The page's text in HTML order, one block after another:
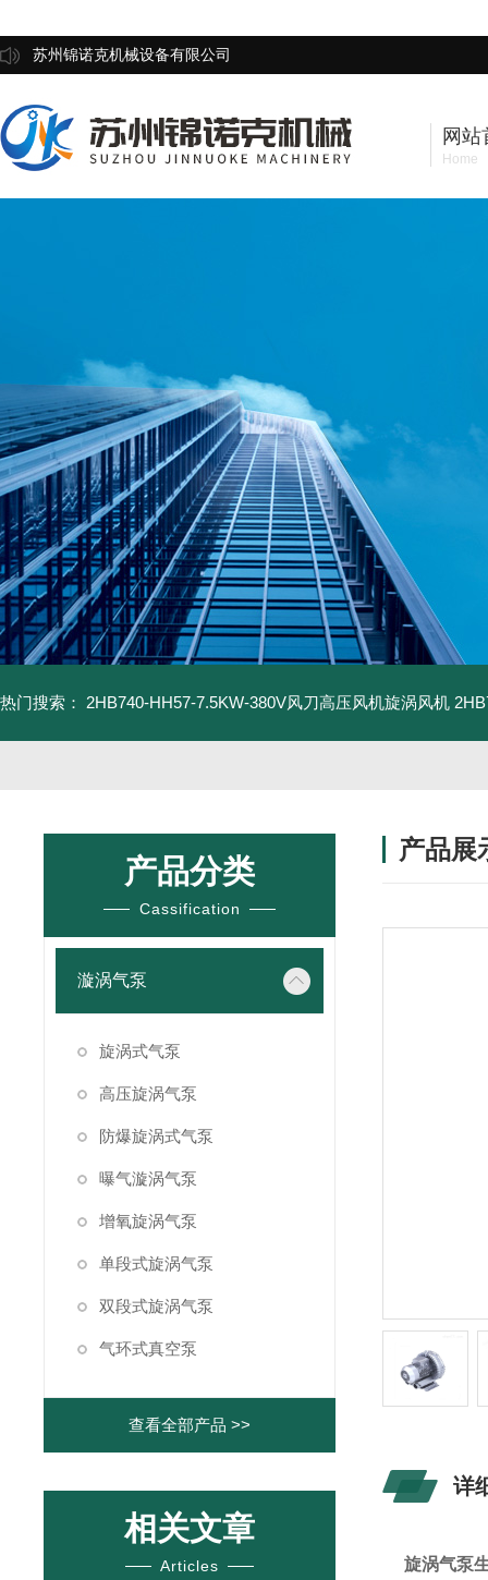
苏州锦诺克机械设备有限公司
网站
Home
热门搜索： 2HB740-HH57-7.5KW-380V风刀高压风机旋涡风机
产品分类
Cassification
漩涡气泵
旋涡式气泵
高压旋涡气泵
防爆旋涡式气泵
曝气漩涡气泵
增氧旋涡气泵
单段式旋涡气泵
双段式旋涡气泵
气环式真空泵
查看全部产品 >>
相关文章
Articles
产品展
详
旋涡气泵